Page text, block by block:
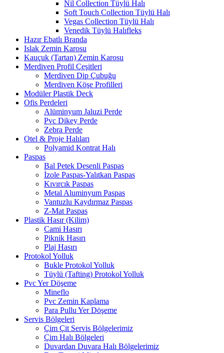
Nil Collection Tüylü Halı
Soft Touch Collection Tüylü Halı
Vegas Collection Tüylü Halı
Venedik Tüylü Halıfleks
Hazır Ebatlı Branda
Islak Zemin Karosu
Kauçuk (Tartan) Zemin Karosu
Merdiven Profil Çeşitleri
Merdiven Dip Çubuğu
Merdiven Köşe Profilleri
Modüler Plastik Deck
Ofis Perdeleri
Alüminyum Jaluzi Perde
Pvc Dikey Perde
Zebra Perde
Otel & Proje Halıları
Polyamid Kontrat Halı
Paspas
Bal Petek Desenli Paspas
İzole Paspas-Yalıtkan Paspas
Kıvırcık Paspas
Metal Aluminyum Paspas
Vantuzlu Kaydırmaz Paspas
Z-Mat Paspas
Plastik Hasır (Kilim)
Cami Hasırı
Piknik Hasırı
Plaj Hasırı
Protokol Yolluk
Bukle Protokol Yolluk
Tüylü (Tafting) Protokol Yolluk
Pvc Yer Döşeme
Mineflo
Pvc Zemin Kaplama
Para Pullu Yer Döşeme
Servis Bölgeleri
Çim Çit Servis Bölgelerimiz
Çim Halı Bölgeleri
Duvardan Duvara Halı Bölgelerimiz